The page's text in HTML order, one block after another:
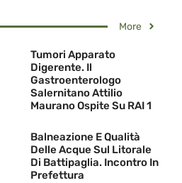
More
Tumori Apparato
Digerente. Il
Gastroenterologo
Salernitano Attilio
Maurano Ospite Su RAI 1
Balneazione E Qualità
Delle Acque Sul Litorale
Di Battipaglia. Incontro In
Prefettura